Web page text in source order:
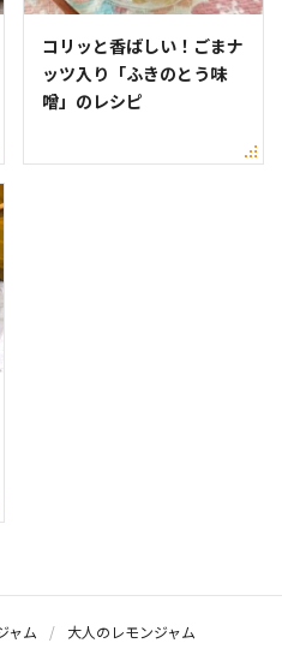
コリッと香ばしい！ごまナ
ッツ入り「ふきのとう味
噌」のレシピ
ャム 大人のレモンジャム